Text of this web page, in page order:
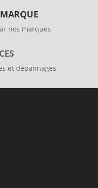
nos marques
et dépannages